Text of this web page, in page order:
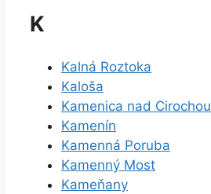
K
Kalná Roztoka
Kaloša
Kamenica nad Cirochou
Kamenín
Kamenná Poruba
Kamenný Most
Kameňany